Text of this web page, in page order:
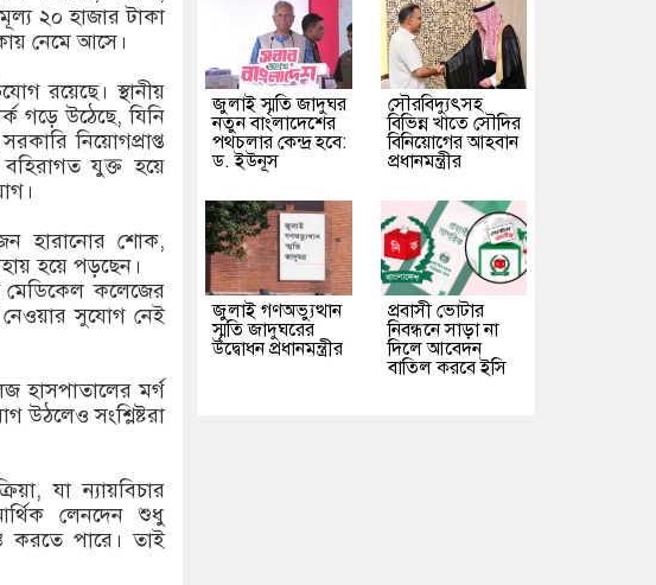
২০ হাজার টাকা
নেমে আসে।
রয়েছে। স্থানীয়
গড়ে উঠেছে, যিনি
নিয়োগপ্রাপ্ত
যুক্ত হয়ে
হারানোর শোক,
হয়ে পড়ছেন।
কলেজের
নেওয়ার সুযোগ নেই
হাসপাতালের মর্গ
উঠলেও সংশ্লিষ্টরা
যা ন্যায়বিচার
লেনদেন শুধু
করতে পারে। তাই
জুলাই স্মৃতি জাদুঘর
নতুন বাংলাদেশের
পথচলার কেন্দ্র হবে:
ড. ইউনূস
সৌরবিদ্যুৎসহ
বিভিন্ন খাতে সৌদির
বিনিয়োগের আহবান
প্রধানমন্ত্রীর
জুলাই গণঅভ্যুত্থান
স্মৃতি জাদুঘরের
উদ্বোধন প্রধানমন্ত্রীর
প্রবাসী ভোটার
নিবন্ধনে সাড়া না
দিলে আবেদন
বাতিল করবে ইসি